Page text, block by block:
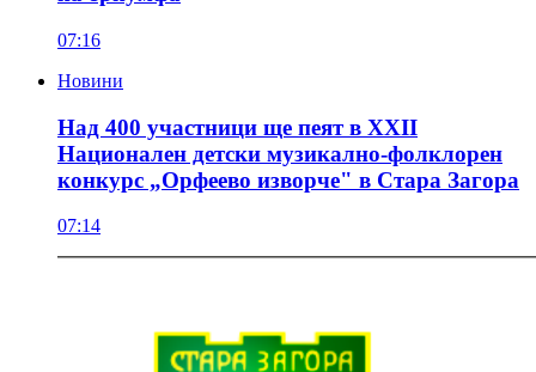
07:16
Новини
Над 400 участници ще пеят в XXII
Национален детски музикално-фолклорен
конкурс „Орфеево изворче" в Стара Загора
07:14